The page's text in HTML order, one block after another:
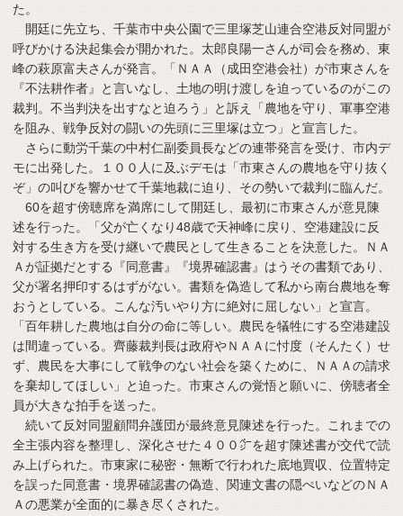
た。
開廷に先立ち、千葉市中央公園で三里塚芝山連合空港反対同盟が
呼びかける決起集会が開かれた。太郎良陽一さんが司会を務め、東
峰の萩原富夫さんが発言。「ＮＡＡ（成田空港会社）が市東さんを
『不法耕作者』と言いなし、土地の明け渡しを迫っているのがこの
裁判。不当判決を出すなと迫ろう」と訴え「農地を守り、軍事空港
を阻み、戦争反対の闘いの先頭に三里塚は立つ」と宣言した。
さらに動労千葉の中村仁副委員長などの連帯発言を受け、市内デ
モに出発した。１００人に及ぶデモは「市東さんの農地を守り抜く
ぞ」の叫びを響かせて千葉地裁に迫り、その勢いで裁判に臨んだ。
60を超す傍聴席を満席にして開廷し、最初に市東さんが意見陳
述を行った。「父が亡くなり48歳で天神峰に戻り、空港建設に反
対する生き方を受け継いで農民として生きることを決意した。ＮＡ
Ａが証拠だとする『同意書』『境界確認書』はうその書類であり、
父が署名押印するはずがない。書類を偽造して私から南台農地を奪
おうとしている。こんな汚いやり方に絶対に屈しない」と宣言。
「百年耕した農地は自分の命に等しい。農民を犠牲にする空港建設
は間違っている。齊藤裁判長は政府やＮＡＡに忖度（そんたく）せ
ず、農民を大事にして戦争のない社会を築くために、ＮＡＡの請求
を棄却してほしい」と迫った。市東さんの覚悟と願いに、傍聴者全
員が大きな拍手を送った。
続いて反対同盟顧問弁護団が最終意見陳述を行った。これまでの
全主張内容を整理し、深化させた４００㌻を超す陳述書が交代で読
み上げられた。市東家に秘密・無断で行われた底地買収、位置特定
を誤った同意書・境界確認書の偽造、関連文書の隠ぺいなどのＮＡ
Ａの悪業が全面的に暴き尽くされた。